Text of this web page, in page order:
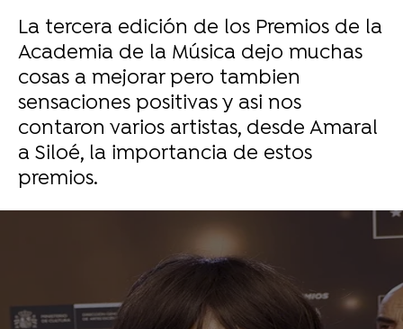
La tercera edición de los Premios de la
Academia de la Música dejo muchas
cosas a mejorar pero tambien
sensaciones positivas y asi nos
contaron varios artistas, desde Amaral
a Siloé, la importancia de estos
premios.